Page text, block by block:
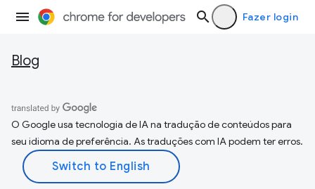
Fazer login
Blog
O Google usa tecnologia de IA na tradução de conteúdos para
seu idioma de preferência. As traduções com IA podem ter erros.